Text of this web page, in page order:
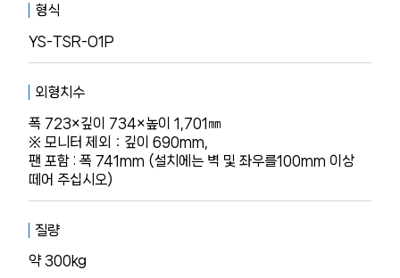
형식
YS-TSR-O1P
외형치수
폭 723×깊이 734×높이 1,701㎜
※ 모니터 제외：깊이 690mm,
팬 포함 : 폭 741mm (설치에는 벽 및 좌우를100mm 이상
떼어 주십시오)
질량
약 300kg